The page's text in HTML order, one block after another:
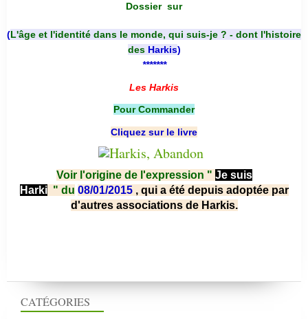
CATÉGORIES
Dossier sur
(L'âge et l'identité dans le monde, qui suis-je ? - dont l'histoire
des Harkis)
*******
Les Harkis
Pour Commander
Cliquez sur le livre
Voir l'origine de l'expression " Je suis
Harki " du 08/01/2015 , qui a été depuis adoptée par
d'autres associations de Harkis.